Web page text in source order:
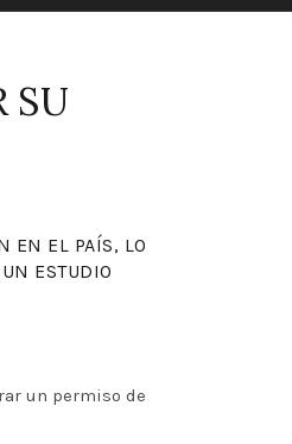
SU
EN EL PAÍS, LO
ESTUDIO
un permiso de